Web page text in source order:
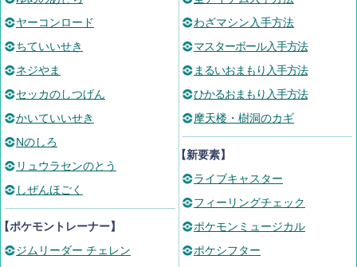
ヤーコンロード
ちていいせき
ネジやま
セッカのしつげん
かいていいせき
Nのしろ
リュウラセンのとう
しぜんほごく
ポケモントレーナー】
ジムリーダー チェレン
わざマシン入手方法
マスターボール入手方法
まるいおまもり入手方法
ひかるおまもり入手方法
摩天楼・樹洞のカギ
【新要素】
ライブキャスター
フィーリングチェック
ポケモンミュージカル
ポケシフター